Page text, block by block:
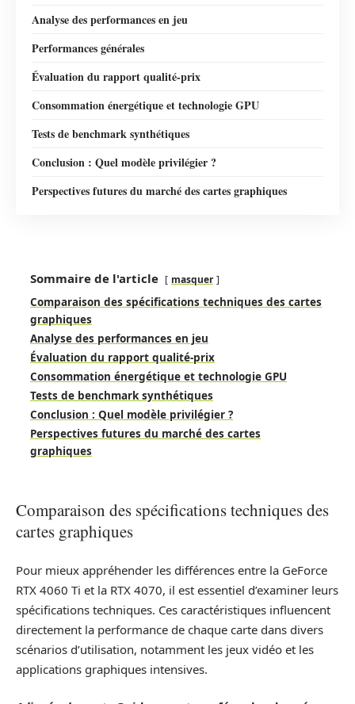
Analyse des performances en jeu
Performances générales
Évaluation du rapport qualité-prix
Consommation énergétique et technologie GPU
Tests de benchmark synthétiques
Conclusion : Quel modèle privilégier ?
Perspectives futures du marché des cartes graphiques
Sommaire de l'article masquer
Comparaison des spécifications techniques des cartes
graphiques
Analyse des performances en jeu
Évaluation du rapport qualité-prix
Consommation énergétique et technologie GPU
Tests de benchmark synthétiques
Conclusion : Quel modèle privilégier ?
Perspectives futures du marché des cartes
graphiques
Comparaison des spécifications techniques des
cartes graphiques
Pour mieux appréhender les différences entre la GeForce
RTX 4060 Ti et la RTX 4070, il est essentiel d’examiner leurs
spécifications techniques. Ces caractéristiques influencent
directement la performance de chaque carte dans divers
scénarios d’utilisation, notamment les jeux vidéo et les
applications graphiques intensives.